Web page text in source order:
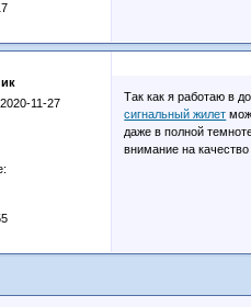
11-27
Так как я работаю в
сигнальный жилет
даже в полной
внимание на качество